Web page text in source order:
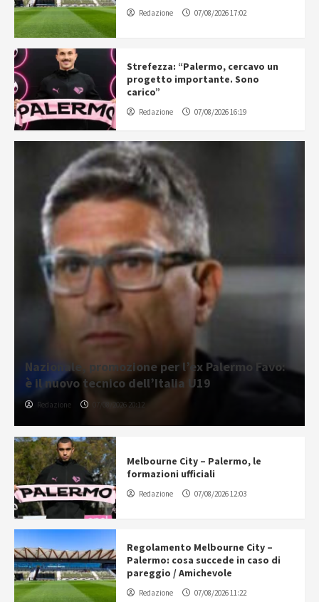
Redazione 07/08/2026 17:02
Strefezza: “Palermo, cercavo un
progetto importante. Sono
carico”
Redazione 07/08/2026 16:19
Nazionale, promozione per l’ex Palermo Favo:
è il nuovo tecnico dell’Italia U19
Redazione 07/08/2026 20:12
Melbourne City – Palermo, le
formazioni ufficiali
Redazione 07/08/2026 12:03
Regolamento Melbourne City –
Palermo: cosa succede in caso di
pareggio / Amichevole
Redazione 07/08/2026 11:22